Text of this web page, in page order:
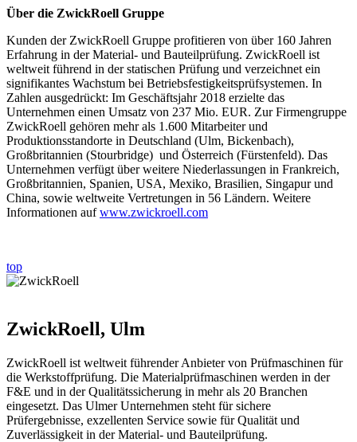
Über die ZwickRoell Gruppe
Kunden der ZwickRoell Gruppe profitieren von über 160 Jahren
Erfahrung in der Material- und Bauteilprüfung. ZwickRoell ist
weltweit führend in der statischen Prüfung und verzeichnet ein
signifikantes Wachstum bei Betriebsfestigkeitsprüfsystemen. In
Zahlen ausgedrückt: Im Geschäftsjahr 2018 erzielte das
Unternehmen einen Umsatz von 237 Mio. EUR. Zur Firmengruppe
ZwickRoell gehören mehr als 1.600 Mitarbeiter und
Produktionsstandorte in Deutschland (Ulm, Bickenbach),
Großbritannien (Stourbridge) und Österreich (Fürstenfeld). Das
Unternehmen verfügt über weitere Niederlassungen in Frankreich,
Großbritannien, Spanien, USA, Mexiko, Brasilien, Singapur und
China, sowie weltweite Vertretungen in 56 Ländern. Weitere
Informationen aufwww.zwickroell.com
top
ZwickRoell, Ulm
ZwickRoell ist weltweit führender Anbieter von Prüfmaschinen für
die Werkstoffprüfung. Die Materialprüfmaschinen werden in der
F&E und in der Qualitätssicherung in mehr als 20 Branchen
eingesetzt. Das Ulmer Unternehmen steht für sichere
Prüfergebnisse, exzellenten Service sowie für Qualität und
Zuverlässigkeit in der Material- und Bauteilprüfung.